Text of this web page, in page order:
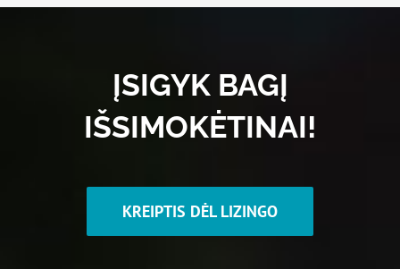
ĮSIGYK BAGĮ
IŠSIMOKĖTINAI!
KREIPTIS DĖL LIZINGO